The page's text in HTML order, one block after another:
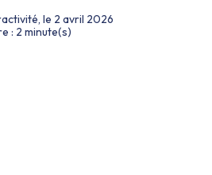
gratuite, CV en main et
! Des centaines d’offres
le 2 avril 2026
: 2 minute(s)